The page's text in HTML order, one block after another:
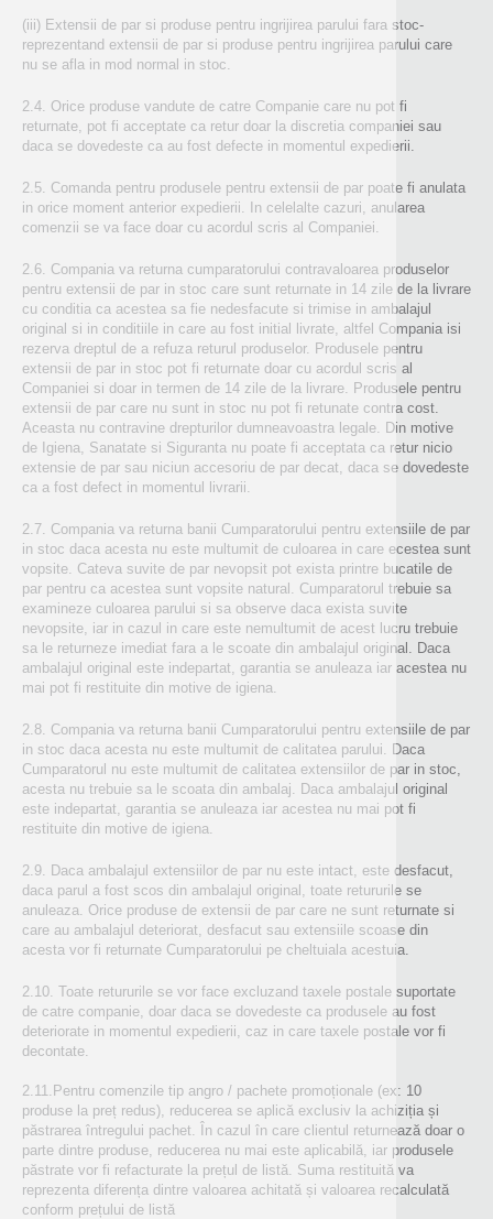
(iii) Extensii de par si produse pentru ingrijirea parului fara stoc-
reprezentand extensii de par si produse pentru ingrijirea parului care
nu se afla in mod normal in stoc.
2.4. Orice produse vandute de catre Companie care nu pot fi
returnate, pot fi acceptate ca retur doar la discretia companiei sau
daca se dovedeste ca au fost defecte in momentul expedierii.
2.5. Comanda pentru produsele pentru extensii de par poate fi anulata
in orice moment anterior expedierii. In celelalte cazuri, anularea
comenzii se va face doar cu acordul scris al Companiei.
2.6. Compania va returna cumparatorului contravaloarea produselor
pentru extensii de par in stoc care sunt returnate in 14 zile de la livrare
cu conditia ca acestea sa fie nedesfacute si trimise in ambalajul
original si in conditiile in care au fost initial livrate, altfel Compania isi
rezerva dreptul de a refuza returul produselor. Produsele pentru
extensii de par in stoc pot fi returnate doar cu acordul scris al
Companiei si doar in termen de 14 zile de la livrare. Produsele pentru
extensii de par care nu sunt in stoc nu pot fi retunate contra cost.
Aceasta nu contravine drepturilor dumneavoastra legale. Din motive
de Igiena, Sanatate si Siguranta nu poate fi acceptata ca retur nicio
extensie de par sau niciun accesoriu de par decat, daca se dovedeste
ca a fost defect in momentul livrarii.
2.7. Compania va returna banii Cumparatorului pentru extensiile de par
in stoc daca acesta nu este multumit de culoarea in care ecestea sunt
vopsite. Cateva suvite de par nevopsit pot exista printre bucatile de
par pentru ca acestea sunt vopsite natural. Cumparatorul trebuie sa
examineze culoarea parului si sa observe daca exista suvite
nevopsite, iar in cazul in care este nemultumit de acest lucru trebuie
sa le returneze imediat fara a le scoate din ambalajul original. Daca
ambalajul original este indepartat, garantia se anuleaza iar acestea nu
mai pot fi restituite din motive de igiena.
2.8. Compania va returna banii Cumparatorului pentru extensiile de par
in stoc daca acesta nu este multumit de calitatea parului. Daca
Cumparatorul nu este multumit de calitatea extensiilor de par in stoc,
acesta nu trebuie sa le scoata din ambalaj. Daca ambalajul original
este indepartat, garantia se anuleaza iar acestea nu mai pot fi
restituite din motive de igiena.
2.9. Daca ambalajul extensiilor de par nu este intact, este desfacut,
daca parul a fost scos din ambalajul original, toate retururile se
anuleaza. Orice produse de extensii de par care ne sunt returnate si
care au ambalajul deteriorat, desfacut sau extensiile scoase din
acesta vor fi returnate Cumparatorului pe cheltuiala acestuia.
2.10. Toate retururile se vor face excluzand taxele postale suportate
de catre companie, doar daca se dovedeste ca produsele au fost
deteriorate in momentul expedierii, caz in care taxele postale vor fi
decontate.
2.11.Pentru comenzile tip angro / pachete promoționale (ex: 10
produse la preț redus), reducerea se aplică exclusiv la achiziția și
păstrarea întregului pachet. În cazul în care clientul returnează doar o
parte dintre produse, reducerea nu mai este aplicabilă, iar produsele
păstrate vor fi refacturate la prețul de listă. Suma restituită va
reprezenta diferența dintre valoarea achitată și valoarea recalculată
conform prețului de listă